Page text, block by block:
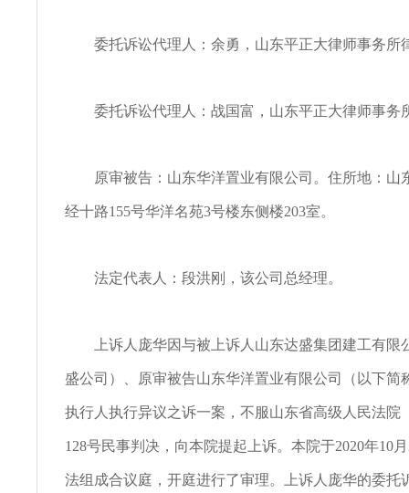
委托诉讼代理人：余勇，山东平正大律师事务所
委托诉讼代理人：战国富，山东平正大律师事务
原审被告：山东华洋置业有限公司。住所地：山
经十路155号华洋名苑3号楼东侧楼203室。
法定代表人：段洪刚，该公司总经理。
上诉人庞华因与被上诉人山东达盛集团建工有限
盛公司）、原审被告山东华洋置业有限公司（以下简
执行人执行异议之诉一案，不服山东省高级人民法院
128号民事判决，向本院提起上诉。本院于2020年10
法组成合议庭，开庭进行了审理。上诉人庞华的委托